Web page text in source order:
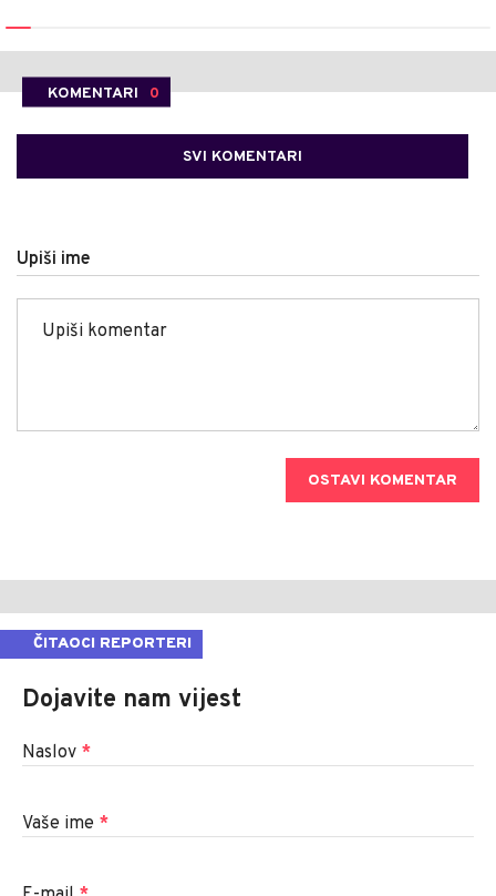
KOMENTARI 0
SVI KOMENTARI
Upiši ime
OSTAVI KOMENTAR
ČITAOCI REPORTERI
Dojavite nam vijest
Naslov *
Vaše ime *